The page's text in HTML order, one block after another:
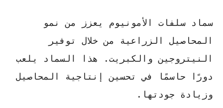
سماد سلفات الأمونيوم يعزز من نمو
المحاصيل الزراعية من خلال توفير
النيتروجين والكبريت. هذا السماد يلعب
دورًا حاسمًا في تحسين إنتاجية المحاصيل
وزيادة جودتها.